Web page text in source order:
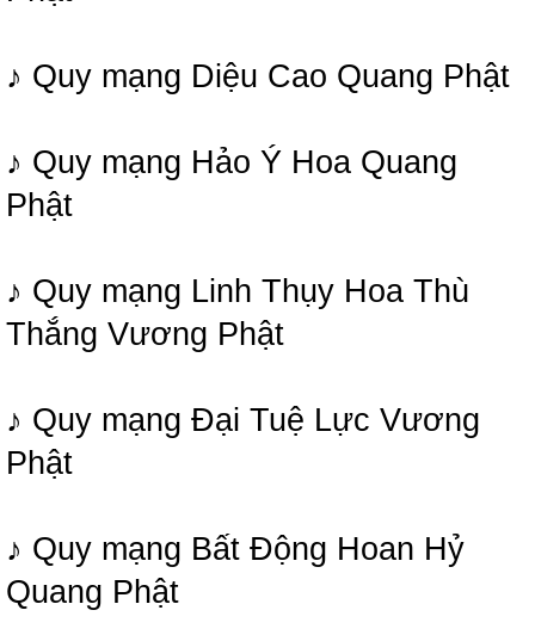
♪ Quy mạng Diệu Cao Quang Phật
♪ Quy mạng Hảo Ý Hoa Quang
Phật
♪ Quy mạng Linh Thụy Hoa Thù
Thắng Vương Phật
♪ Quy mạng Đại Tuệ Lực Vương
Phật
♪ Quy mạng Bất Động Hoan Hỷ
Quang Phật